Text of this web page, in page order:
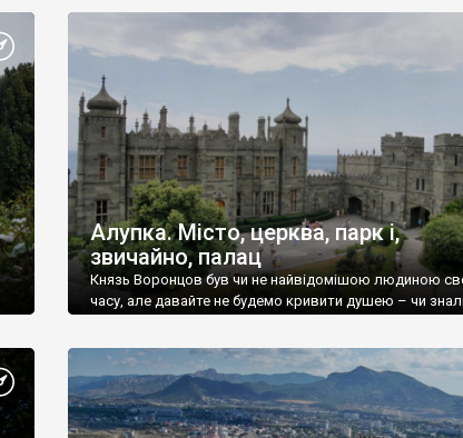
Алупка. Місто, церква, парк і,
звичайно, палац
Князь Воронцов був чи не найвідомішою людиною
часу, але давайте не будемо кривити душею – чи